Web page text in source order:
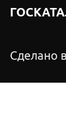
Сделано